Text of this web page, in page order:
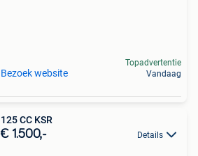
Bezoek website
Topadvertentie
Vandaag
125 CC KSR
€ 1.500,- Details